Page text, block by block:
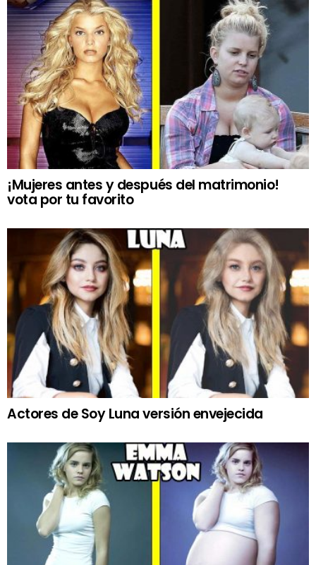
¡Mujeres antes y después del matrimonio!
vota por tu favorito
Actores de Soy Luna versión envejecida